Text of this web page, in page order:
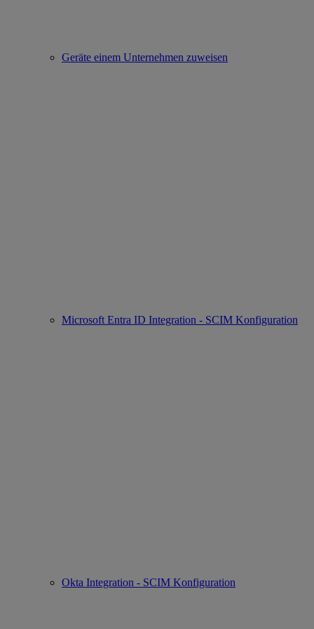
Geräte einem Unternehmen zuweisen
Microsoft Entra ID Integration - SCIM Konfiguration
Okta Integration - SCIM Konfiguration